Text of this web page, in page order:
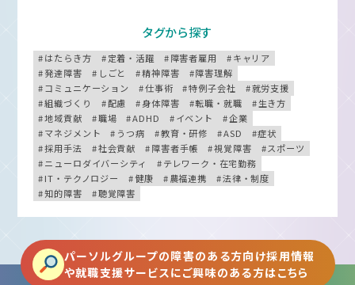
タグから探す
はたらき方 定着・活躍 障害者雇用
キャリア
発達障害
しごと 精神障害
障害理解
コミュニケーション
仕事術 特例子会社
就労支援
組織づくり
配慮 身体障害 転職・就職
生き方
地域貢献
職場 ADHD イベント
企業
マネジメント
うつ病 教育・研修 ASD
症状
採用手法
社会貢献 障害者手帳 視覚障害
スポーツ
ニューロダイバーシティ
テレワーク・在宅勤務
IT・テクノロジー
健康 農福連携
法律・制度
知的障害
聴覚障害
パーソルグループの障害のある方向け採用情報
や就職支援サービスにご興味のある方はこちら